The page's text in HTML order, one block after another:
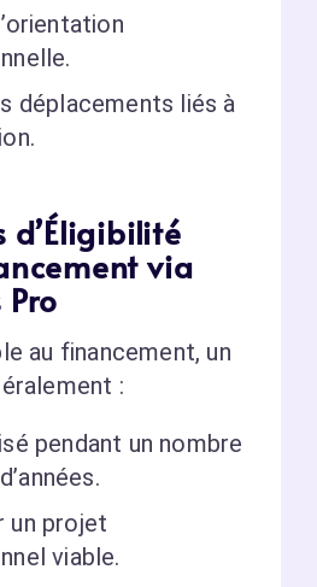
déplacements liés à
d’Éligibilité
via
au financement, un
:
pendant un nombre
un projet
viable.